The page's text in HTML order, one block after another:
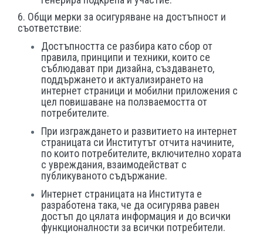
6. Общи мерки за осигуряване на достъпност и
съответствие:
Достъпността се разбира като сбор от
правила, принципи и техники, които се
съблюдават при дизайна, създаването,
поддържането и актуализирането на
интернет страници и мобилни приложения с
цел повишаване на ползваемостта от
потребителите.
При изграждането и развитието на интернет
страницата си Институтът отчита начините,
по които потребителите, включително хората
с увреждания, взаимодействат с
публикуваното съдържание.
Интернет страницата на Института е
разработена така, че да осигурява равен
достъп до цялата информация и до всички
функционалности за всички потребители.